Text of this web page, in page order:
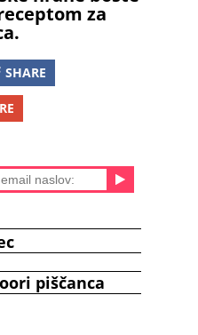
za
SHARE
piščanca